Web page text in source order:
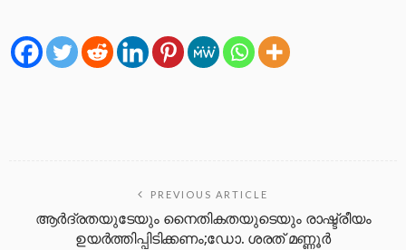
PREVIOUS ARTICLE
ആർദ്രതയുടേയും നൈതികതയുടെയും രാഷ്ട്രീയം
ഉയർത്തിപ്പിടിക്കണം;ഡോ. ശരത് മണ്ണൂർ